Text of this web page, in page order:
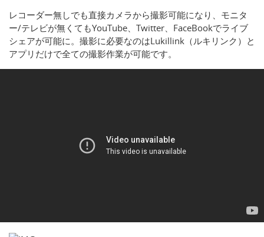
レコーダー無しでも直接カメラから撮影可能になり、モニタ
ー/テレビが無くてもYouTube、Twitter、FaceBookでライブ
シェアが可能に。撮影に必要なのはLukillink（ルキリンク）と
アプリだけで全ての撮影作業が可能です。